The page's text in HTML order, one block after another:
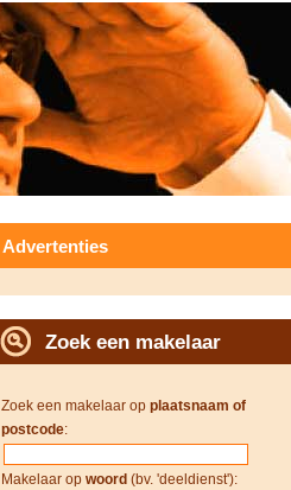
Advertenties
Zoek een makelaar
Zoek een makelaar op plaatsnaam of
postcode:
Makelaar op woord (bv. 'deeldienst'):